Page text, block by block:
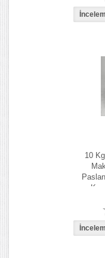
10